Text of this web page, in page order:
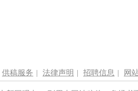
供稿服务 | 法律声明 | 招聘信息 | 网